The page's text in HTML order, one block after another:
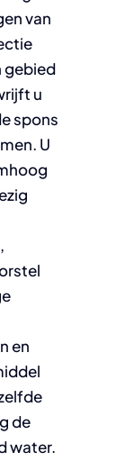
van
gebied
u
spons
U
en
de
water.